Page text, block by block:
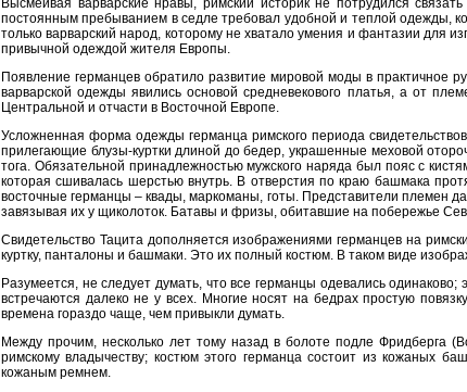
Высмеивая варварские нравы, римский историк не потрудился
постоянным пребыванием в седле требовал удобной и теплой одежды,
только варварский народ, которому не хватало умения и фантазии для
привычной одеждой жителя Европы.
Появление германцев обратило развитие мировой моды в практичное
варварской одежды явились основой средневекового платья, а от
Центральной и отчасти в Восточной Европе.
Усложненная форма одежды германца римского периода
прилегающие блузы-куртки длиной до бедер, украшенные меховой
тога. Обязательной принадлежностью мужского наряда был пояс с
которая сшивалась шерстью внутрь. В отверстия по краю башмака
восточные германцы – квады, маркоманы, готы. Представители племен
завязывая их у щиколоток. Батавы и фризы, обитавшие на побережье
Свидетельство Тацита дополняется изображениями германцев на
куртку, панталоны и башмаки. Это их полный костюм. В таком виде
Разумеется, не следует думать, что все германцы одевались
встречаются далеко не у всех. Многие носят на бедрах простую
времена гораздо чаще, чем привыкли думать.
Между прочим, несколько лет тому назад в болоте подле Фридберга
римскому владычеству; костюм этого германца состоит из кожаных
кожаным ремнем.